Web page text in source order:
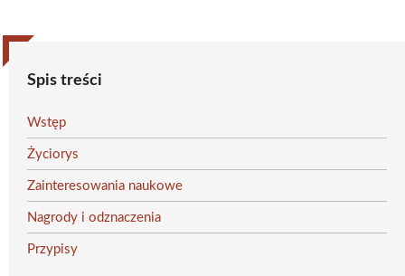
Spis treści
Wstęp
Życiorys
Zainteresowania naukowe
Nagrody i odznaczenia
Przypisy